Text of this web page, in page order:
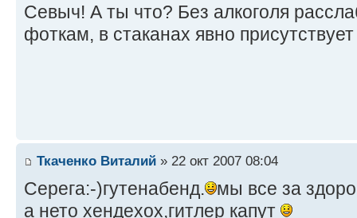
Севыч! А ты что? Без алкоголя
фоткам, в стаканах явно
Ткаченко Виталий » 22 окт 2007 08:04
Серега:-)гутенабенд.
мы все за
а нето хендехох,гитлер капут